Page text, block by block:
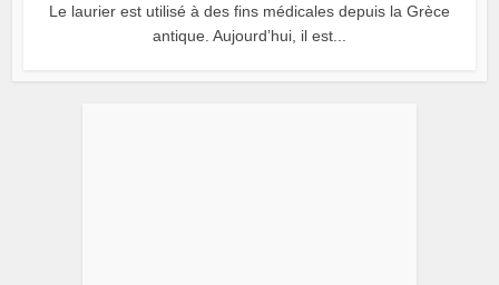
Le laurier est utilisé à des fins médicales depuis la Grèce
antique. Aujourd’hui, il est...